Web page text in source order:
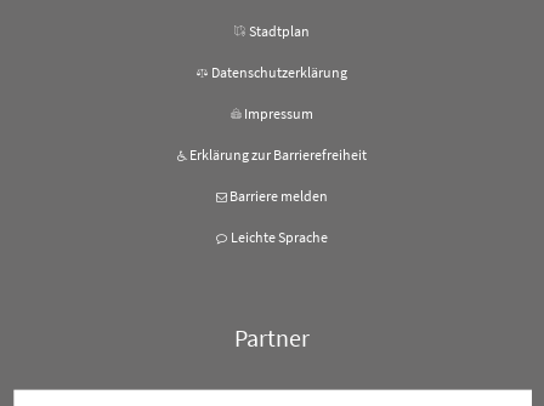
Stadtplan
Datenschutzerklärung
Impressum
Erklärung zur Barrierefreiheit
Barriere melden
Leichte Sprache
Partner